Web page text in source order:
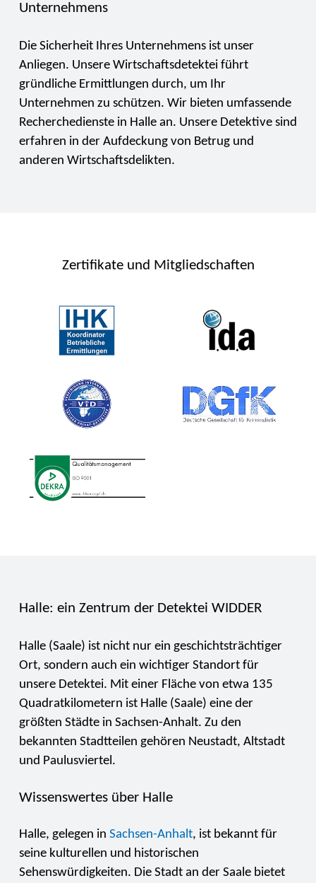
Unternehmens
Die Sicherheit Ihres Unternehmens ist unser
Anliegen. Unsere Wirtschaftsdetektei führt
gründliche Ermittlungen durch, um Ihr
Unternehmen zu schützen. Wir bieten umfassende
Recherchedienste in Halle an. Unsere Detektive sind
erfahren in der Aufdeckung von Betrug und
anderen Wirtschaftsdelikten.
Zertifikate und Mitgliedschaften
Halle: ein Zentrum der Detektei WIDDER
Halle (Saale) ist nicht nur ein geschichtsträchtiger
Ort, sondern auch ein wichtiger Standort für
unsere Detektei. Mit einer Fläche von etwa 135
Quadratkilometern ist Halle (Saale) eine der
größten Städte in Sachsen-Anhalt. Zu den
bekannten Stadtteilen gehören Neustadt, Altstadt
und Paulusviertel.
Wissenswertes über Halle
Halle, gelegen in Sachsen-Anhalt, ist bekannt für
seine kulturellen und historischen
Sehenswürdigkeiten. Die Stadt an der Saale bietet